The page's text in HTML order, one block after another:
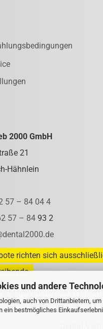
und andere
auch von Drittanbietern,
ein bestmögliches
2000 GmbH
21
Hähnlein
57 – 84 04 4
57 – 84 93 2
richten sich
finden Sie in